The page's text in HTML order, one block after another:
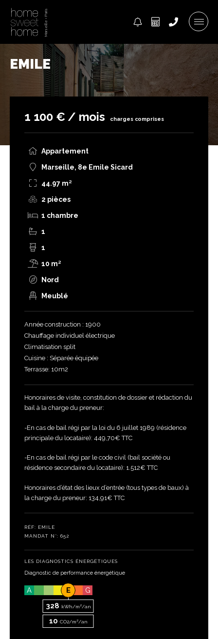
EMILE
1 100 € / mois charges comprises
Appartement
Marseille, 8e Emile Sicard
44.97 m²
2 pièces
1 chambre
1
1
10 m²
Nord
Meublé
Année construction : 1900
Chauffage individuel électrique
Climatisation split
Cuisine : Séparée équipée
Terrasse: 10m2
Honoraires de visite, constitution de dossier et rédaction du
bail à la charge du preneur:
-En cas de bail régi par la loi du 6 juillet 1989 (résidence
principale du locataire): 449,70€ TTC
-En cas de bail régi par le code civil (bail société ou
résidence secondaire du locataire): 1.512€ TTC
Honoraires d’état des lieux d’entrée (tous types de baux) à
la charge du preneur: 134,91€ TTC
RÉF: EMILE
MANDAT N°: 652
LES DIAGNOSTICS ÉNERGÉTIQUES
Diagnostic de performance énergétique
A G
E
328 kWh/m²/an
10 CO2/m²/an